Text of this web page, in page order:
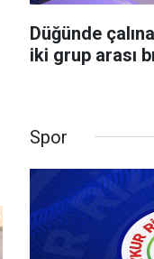
Düğünde
iki grup arası
Spor